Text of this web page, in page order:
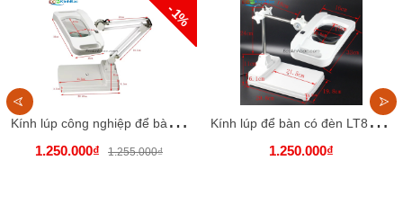
- 1%
K
ính lúp công nghiệp để bàn LT86I. Thấu kính trắng, góc quan sát to, rộng
1.250.000₫ 1.255.000₫
K
ính lúp để bàn có đèn LT86H, thấu kính trắng
1.250.000₫